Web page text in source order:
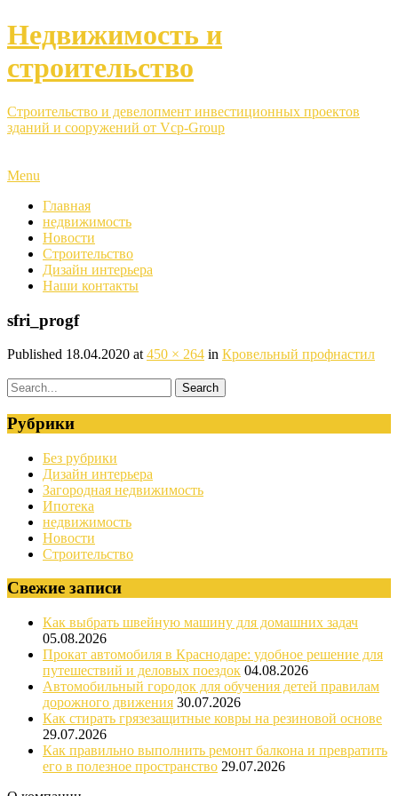
Недвижимость и
строительство
Строительство и девелопмент инвестиционных проектов
зданий и сооружений от Vcp-Group
Menu
Главная
недвижимость
Новости
Строительство
Дизайн интерьера
Наши контакты
sfri_progf
Published 18.04.2020 at 450 × 264 in Кровельный профнастил
Рубрики
Без рубрики
Дизайн интерьера
Загородная недвижимость
Ипотека
недвижимость
Новости
Строительство
Свежие записи
Как выбрать швейную машину для домашних задач
05.08.2026
Прокат автомобиля в Краснодаре: удобное решение для
путешествий и деловых поездок 04.08.2026
Автомобильный городок для обучения детей правилам
дорожного движения 30.07.2026
Как стирать грязезащитные ковры на резиновой основе
29.07.2026
Как правильно выполнить ремонт балкона и превратить
его в полезное пространство 29.07.2026